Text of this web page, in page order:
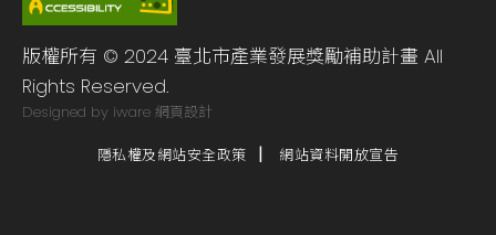
版權所有 © 2024 臺北市產業發展獎勵補助計畫 All
Rights Reserved.
Designed by iware 網頁設計
隱私權及網站安全政策 網站資料開放宣告